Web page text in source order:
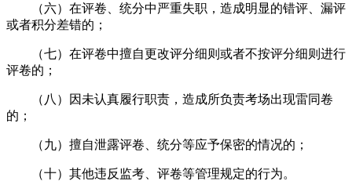
（六）在评卷、统分中严重失职，造成明显的错评、漏评
或者积分差错的；
（七）在评卷中擅自更改评分细则或者不按评分细则进行
评卷的；
（八）因未认真履行职责，造成所负责考场出现雷同卷
的；
（九）擅自泄露评卷、统分等应予保密的情况的；
（十）其他违反监考、评卷等管理规定的行为。